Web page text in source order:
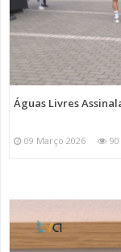
Águas Livres
09 Março 2026 90